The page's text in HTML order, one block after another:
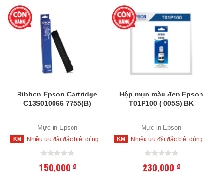
Ribbon Epson Cartridge
C13S010066 7755(B)
Mực in Epson
Nhiều ưu đãi đặc biệt dùng cho khách hàng đặt mua ngay trong hôm nay
150,000đ
Hộp mực màu đen Epson
T01P100 ( 005S) BK
Mực in Epson
Nhiều ưu đãi đặc biệt dùng cho khách hàng đặt mua ngay trong hôm nay
230,000đ